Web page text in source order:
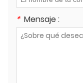
* Mensaje :